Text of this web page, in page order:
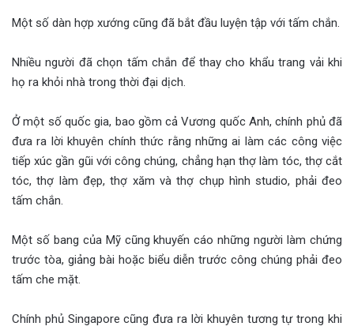
Một số dàn hợp xướng cũng đã bắt đầu luyện tập với tấm chắn.
Nhiều người đã chọn tấm chắn để thay cho khẩu trang vải khi
họ ra khỏi nhà trong thời đại dịch.
Ở một số quốc gia, bao gồm cả Vương quốc Anh, chính phủ đã
đưa ra lời khuyên chính thức rằng những ai làm các công việc
tiếp xúc gần gũi với công chúng, chẳng hạn thợ làm tóc, thợ cắt
tóc, thợ làm đẹp, thợ xăm và thợ chụp hình studio, phải đeo
tấm chắn.
Một số bang của Mỹ cũng khuyến cáo những người làm chứng
trước tòa, giảng bài hoặc biểu diễn trước công chúng phải đeo
tấm che mặt.
Chính phủ Singapore cũng đưa ra lời khuyên tương tự trong khi